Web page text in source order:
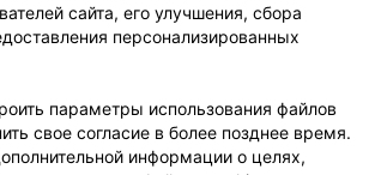
руководителю 103.by
персональных данных
сайта, его улучшения, сбора
персонализированных
параметры использования файлов
свое согласие в более позднее время.
информации о целях,